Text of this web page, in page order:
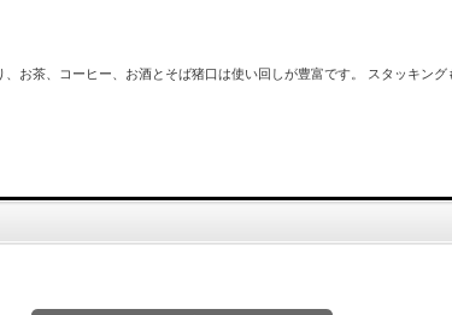
茶、コーヒー、お酒とそば猪口は使い回しが豊富です。 スタッキング